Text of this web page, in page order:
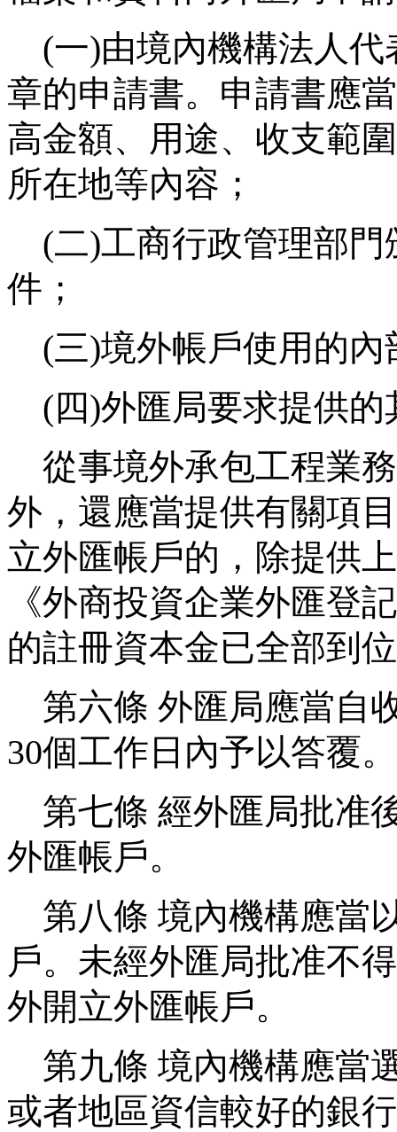
(一)由境內機構法人
章的申請書。申請書應
高金額、用途、收支範
所在地等內容；
(二)工商行政管理部
件；
(三)境外帳戶使用的內
(四)外匯局要求提供
從事境外承包工程業
外，還應當提供有關項
立外匯帳戶的，除提供
《外商投資企業外匯登
的註冊資本金已全部到
第六條 外匯局應當自
30個工作日內予以答覆。
第七條 經外匯局批准
外匯帳戶。
第八條 境內機構應當
戶。未經外匯局批准不
外開立外匯帳戶。
第九條 境內機構應當
或者地區資信較好的銀